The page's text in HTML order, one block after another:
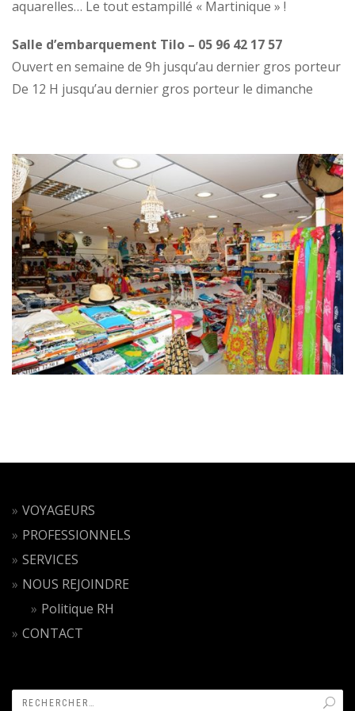
aquarelles… Le tout estampillé « Martinique » !
Salle d’embarquement Tilo – 05 96 42 17 57
Ouvert en semaine de 9h jusqu’au dernier gros porteur
De 12 H jusqu’au dernier gros porteur le dimanche
VOYAGEURS
PROFESSIONNELS
SERVICES
NOUS REJOINDRE
Politique RH
CONTACT